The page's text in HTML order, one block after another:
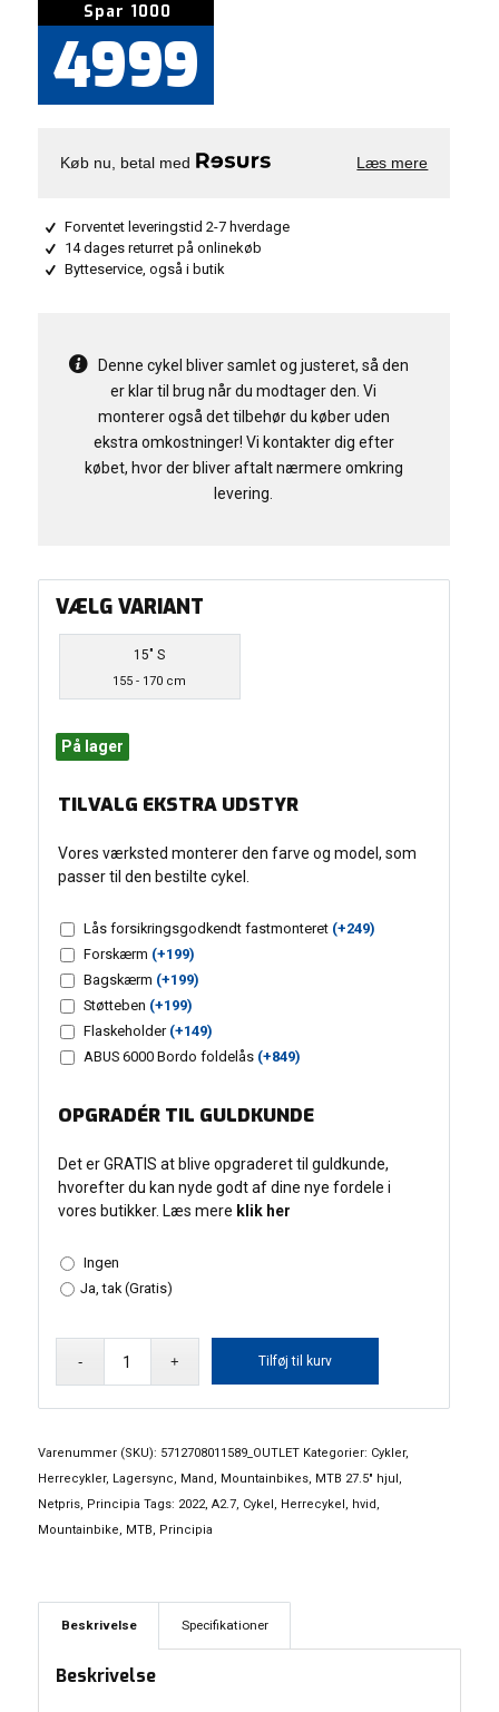
Spar 1000
oprindelige
4999 aktuelle
Køb nu, betal med Læs mere
Forventet leveringstid 2-7 hverdage
14 dages returret på onlinekøb
Bytteservice, også i butik
Denne cykel bliver samlet og justeret, så den
er klar til brug når du modtager den. Vi
monterer også det tilbehør du køber uden
ekstra omkostninger! Vi kontakter dig efter
købet, hvor der bliver aftalt nærmere omkring
levering.
VÆLG VARIANT
15" S
155 - 170 cm
På lager
TILVALG EKSTRA UDSTYR
Vores værksted monterer den farve og model, som
passer til den bestilte cykel.
Lås forsikringsgodkendt fastmonteret (+249)
Forskærm (+199)
Bagskærm (+199)
Støtteben (+199)
Flaskeholder (+149)
ABUS 6000 Bordo foldelås (+849)
OPGRADÉR TIL GULDKUNDE
Det er GRATIS at blive opgraderet til guldkunde,
hvorefter du kan nyde godt af dine nye fordele i
vores butikker. Læs mere klik her
Ingen
Ja, tak (Gratis)
gear
-
27.5"
hjul
Tilføj til kurv
Varenummer (SKU): 5712708011589_OUTLET Kategorier: Cykler,
Herrecykler, Lagersync, Mand , Mountainbikes, MTB 27.5" hjul ,
Netpris, Principia Tags: 2022, A2.7, Cykel , Herrecykel , hvid ,
Mountainbike, MTB, Principia
Beskrivelse Specifikationer
Beskrivelse